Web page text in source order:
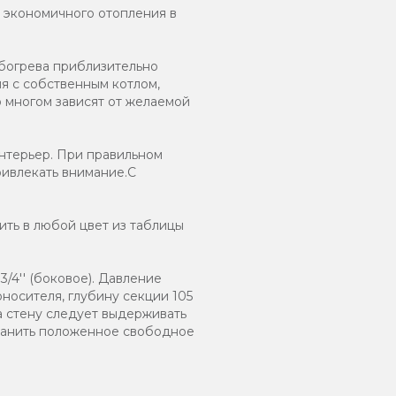
отопления в
приблизительно
с собственным котлом,
зависят от желаемой
При правильном
внимание.С
в любой цвет из таблицы
4'' (боковое). Давление
глубину секции 105
следует выдерживать
положенное свободное